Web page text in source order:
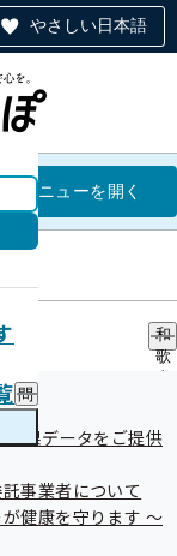
やさしい日本語
問
い
せ
・
届
和歌山支部
メニューを開く
和
歌
の
保
結果データをご提供
事業者について
健康を守ります ～
ール」